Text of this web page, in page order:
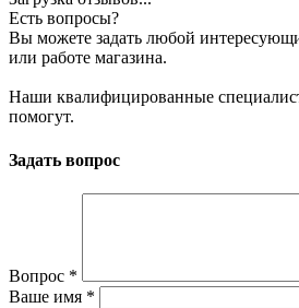
Есть вопросы?
Вы можете задать любой
или работе магазина.
Наши квалифицированные
помогут.
Задать вопрос
Вопрос *
Ваше имя *